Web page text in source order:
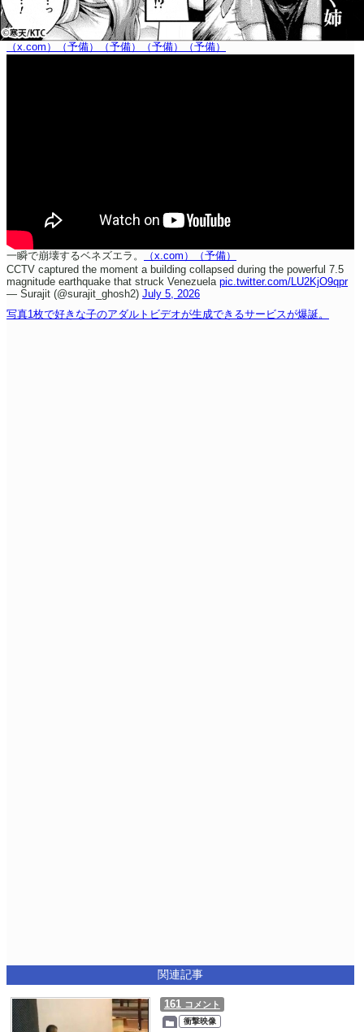
（x.com） （予備） （予備） （予備） （予備）
一瞬で崩壊するベネズエラ。 （x.com）
（予備）
CCTV captured the moment a building collapsed during the powerful 7.5
magnitude earthquake that struck Venezuela pic.twitter.com/LU2KjO9qpr
— Surajit (@surajit_ghosh2) July 5, 2026
写真1枚で好きな子のアダルトビデオが生成できるサービスが爆誕。
関連記事
161 コメント
衝撃映像